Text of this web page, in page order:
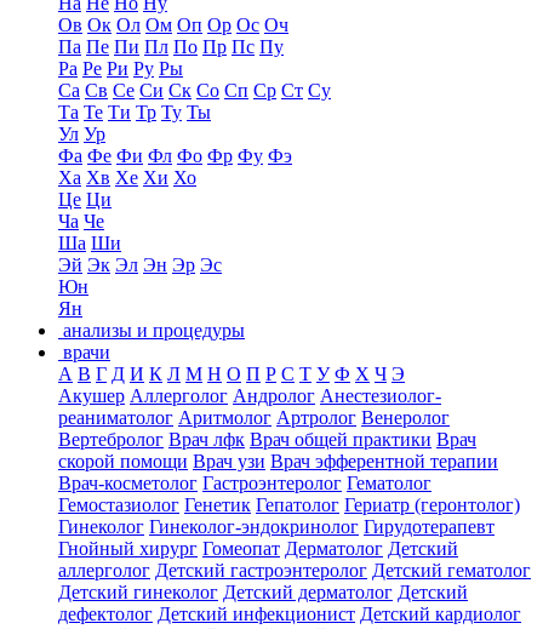
Ов Ок Ол Ом Оп Ор Ос Оч
Па Пе Пи Пл По Пр Пс Пу
Ра Ре Ри Ру Ры
Са Св Се Си Ск Со Сп Ср Ст Су
Та Те Ти Тр Ту Ты
Ул Ур
Фа Фе Фи Фл Фо Фр Фу Фэ
Ха Хв Хе Хи Хо
Це Ци
Ча Че
Ша Ши
Эй Эк Эл Эн Эр Эс
Юн
Ян
анализы и процедуры
врачи
А В Г Д И К Л М Н О П Р С Т У Ф Х Ч Э
Акушер Аллерголог Андролог Анестезиолог-
реаниматолог Аритмолог Артролог Венеролог
Вертебролог Врач лфк Врач общей практики Врач
скорой помощи Врач узи Врач эфферентной терапии
Врач-косметолог Гастроэнтеролог Гематолог
Гемостазиолог Генетик Гепатолог Гериатр (геронтолог)
Гинеколог Гинеколог-эндокринолог Гирудотерапевт
Гнойный хирург Гомеопат Дерматолог Детский
аллерголог Детский гастроэнтеролог Детский гематолог
Детский гинеколог Детский дерматолог Детский
дефектолог Детский инфекционист Детский кардиолог